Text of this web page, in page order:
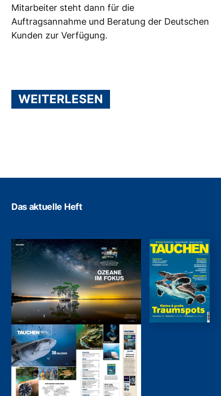
Mitarbeiter steht dann für die
Auftragsannahme und Beratung der Deutschen
Kunden zur Verfügung.
WEITERLESEN
Das aktuelle Heft